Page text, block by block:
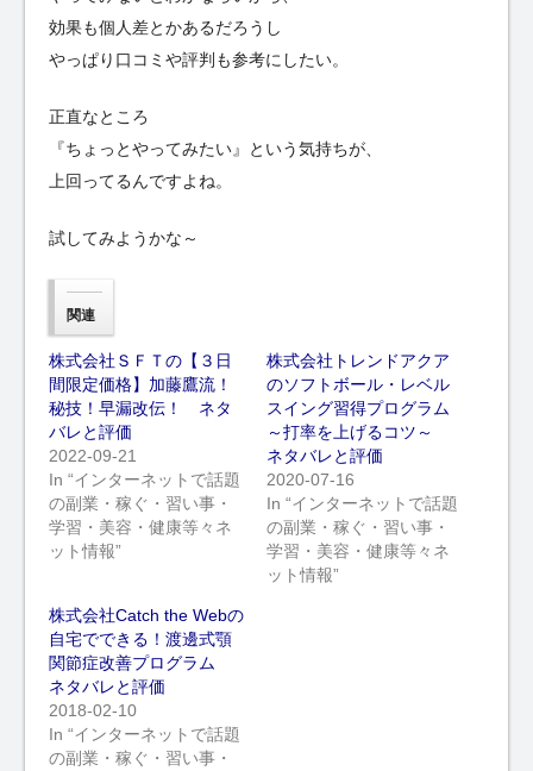
効果も個人差とかあるだろうし
やっぱり口コミや評判も参考にしたい。
正直なところ
『ちょっとやってみたい』という気持ちが、
上回ってるんですよね。
試してみようかな～
関連
株式会社ＳＦＴの【３日
間限定価格】加藤鷹流！
秘技！早漏改伝！ ネタ
バレと評価
2022-09-21
In “インターネットで話題
の副業・稼ぐ・習い事・
学習・美容・健康等々ネ
ット情報”
株式会社トレンドアクア
のソフトボール・レベル
スイング習得プログラム
～打率を上げるコツ～
ネタバレと評価
2020-07-16
In “インターネットで話題
の副業・稼ぐ・習い事・
学習・美容・健康等々ネ
ット情報”
株式会社Catch the Webの
自宅でできる！渡邊式顎
関節症改善プログラム
ネタバレと評価
2018-02-10
In “インターネットで話題
の副業・稼ぐ・習い事・